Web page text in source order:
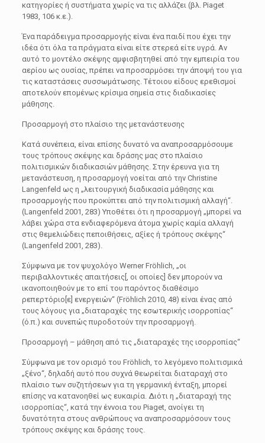
κατηγορίες ή συστήματα χωρίς να τις αλλάζει (βλ. Piaget
1983, 106 κ.ε.).
Ένα παράδειγμα προσαρμογής είναι ένα παιδί που έχει την
ιδέα ότι όλα τα πράγματα είναι είτε στερεά είτε υγρά. Αν
αυτό το μοντέλο σκέψης αμφισβητηθεί από την εμπειρία του
αερίου ως ουσίας, πρέπει να προσαρμόσει την άποψή του για
τις καταστάσεις συσσωμάτωσης. Τέτοιου είδους ερεθισμοί
αποτελούν επομένως κρίσιμα σημεία στις διαδικασίες
μάθησης.
Προσαρμογή στο πλαίσιο της μετανάστευσης
Κατά συνέπεια, είναι επίσης δυνατό να αναπροσαρμόσουμε
τους τρόπους σκέψης και δράσης μας στο πλαίσιο
πολιτισμικών διαδικασιών μάθησης. Στην έρευνα για τη
μετανάστευση, η προσαρμογή νοείται από την Christine
Langenfeld ως η „λειτουργική διαδικασία μάθησης και
προσαρμογής που προκύπτει από την πολιτισμική αλλαγή“.
(Langenfeld 2001, 283) Υποθέτει ότι η προσαρμογή „μπορεί να
λάβει χώρα στα ενδιαφερόμενα άτομα χωρίς καμία αλλαγή
στις θεμελιώδεις πεποιθήσεις, αξίες ή τρόπους σκέψης“
(Langenfeld 2001, 283).
Σύμφωνα με τον ψυχολόγο Werner Fröhlich, „οι
περιβαλλοντικές απαιτήσεις[, οι οποίες] δεν μπορούν να
ικανοποιηθούν με το επί του παρόντος διαθέσιμο
ρεπερτόριο[ε] ενεργειών“ (Fröhlich 2010, 48) είναι ένας από
τους λόγους για „διαταραχές της εσωτερικής ισορροπίας“
(ό.π.) και συνεπώς πυροδοτούν την προσαρμογή.
Προσαρμογή – μάθηση από τις „διαταραχές της ισορροπίας“
Σύμφωνα με τον ορισμό του Fröhlich, το λεγόμενο πολιτισμικά
„ξένο“, δηλαδή αυτό που συχνά θεωρείται διαταραχή στο
πλαίσιο των συζητήσεων για τη γερμανική ένταξη, μπορεί
επίσης να κατανοηθεί ως ευκαιρία. Διότι η „διαταραχή της
ισορροπίας“, κατά την έννοια του Piaget, ανοίγει τη
δυνατότητα στους ανθρώπους να αναπροσαρμόσουν τους
τρόπους σκέψης και δράσης τους.